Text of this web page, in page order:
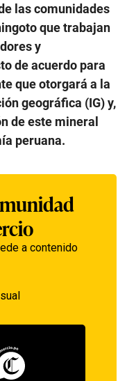
las comunidades
que trabajan
y
de acuerdo para
que otorgará a la
geográfica (IG) y,
de este mineral
peruana.